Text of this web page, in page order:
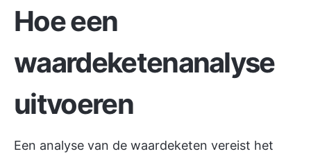
Hoe een
waardeketenanalyse
uitvoeren
Een analyse van de waardeketen vereist het